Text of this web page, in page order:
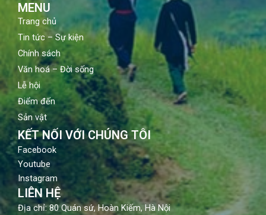
MENU
Trang chủ
Tin tức – Sự kiện
Chính sách
Văn hoá – Đời sống
Lễ hội
Điểm đến
Sản vật
KẾT NỐI VỚI CHÚNG TÔI
Facebook
Youtube
Instagram
LIÊN HỆ
Địa chỉ: 80 Quán sứ, Hoàn Kiếm, Hà Nội